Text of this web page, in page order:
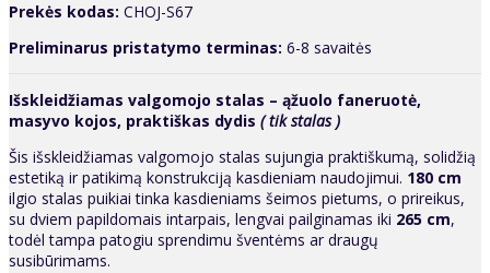
Prekės kodas: CHOJ-S67
Preliminarus pristatymo terminas: 6-8 savaitės
Išskleidžiamas valgomojo stalas – ąžuolo faneruotė,
masyvo kojos, praktiškas dydis ( tik stalas )
Šis išskleidžiamas valgomojo stalas sujungia praktiškumą, solidžią
estetiką ir patikimą konstrukciją kasdieniam naudojimui. 180 cm
ilgio stalas puikiai tinka kasdieniams šeimos pietums, o prireikus,
su dviem papildomais intarpais, lengvai pailginamas iki 265 cm,
todėl tampa patogiu sprendimu šventėms ar draugų
susibūrimams.